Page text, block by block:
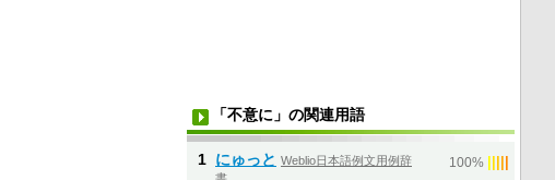
「不意に」の関連用語
1 にゅっと Weblio日本語例文用例辞
100%